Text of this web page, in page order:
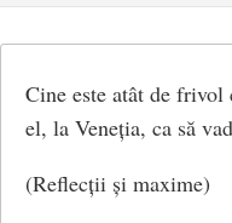
Cine este atât de frivol
el, la Veneția, ca să
(Reflecții și maxime)